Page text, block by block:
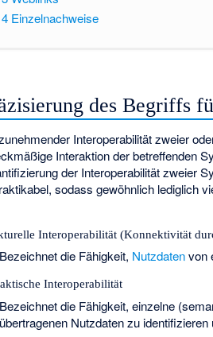
4 Einzelnachweise
des Begriffs
Interoperabilität zweier
Interaktion der betreffenden
der Interoperabilität zweier
sodass gewöhnlich lediglich
Interoperabilität (Konnektivität
Bezeichnet die Fähigkeit, Nutzdatenvon
Interoperabilität
Bezeichnet die Fähigkeit, einzelne
übertragenen Nutzdaten zu